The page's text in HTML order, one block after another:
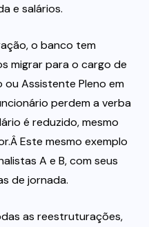
e salários.
o banco tem
migrar para o cargo de
ou Assistente Pleno em
perdem a verba
é reduzido, mesmo
Este mesmo exemplo
A e B, com seus
de jornada.
as reestruturações,